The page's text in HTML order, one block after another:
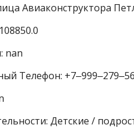
Авиаконструктора
nan
Телефон:
Детские /